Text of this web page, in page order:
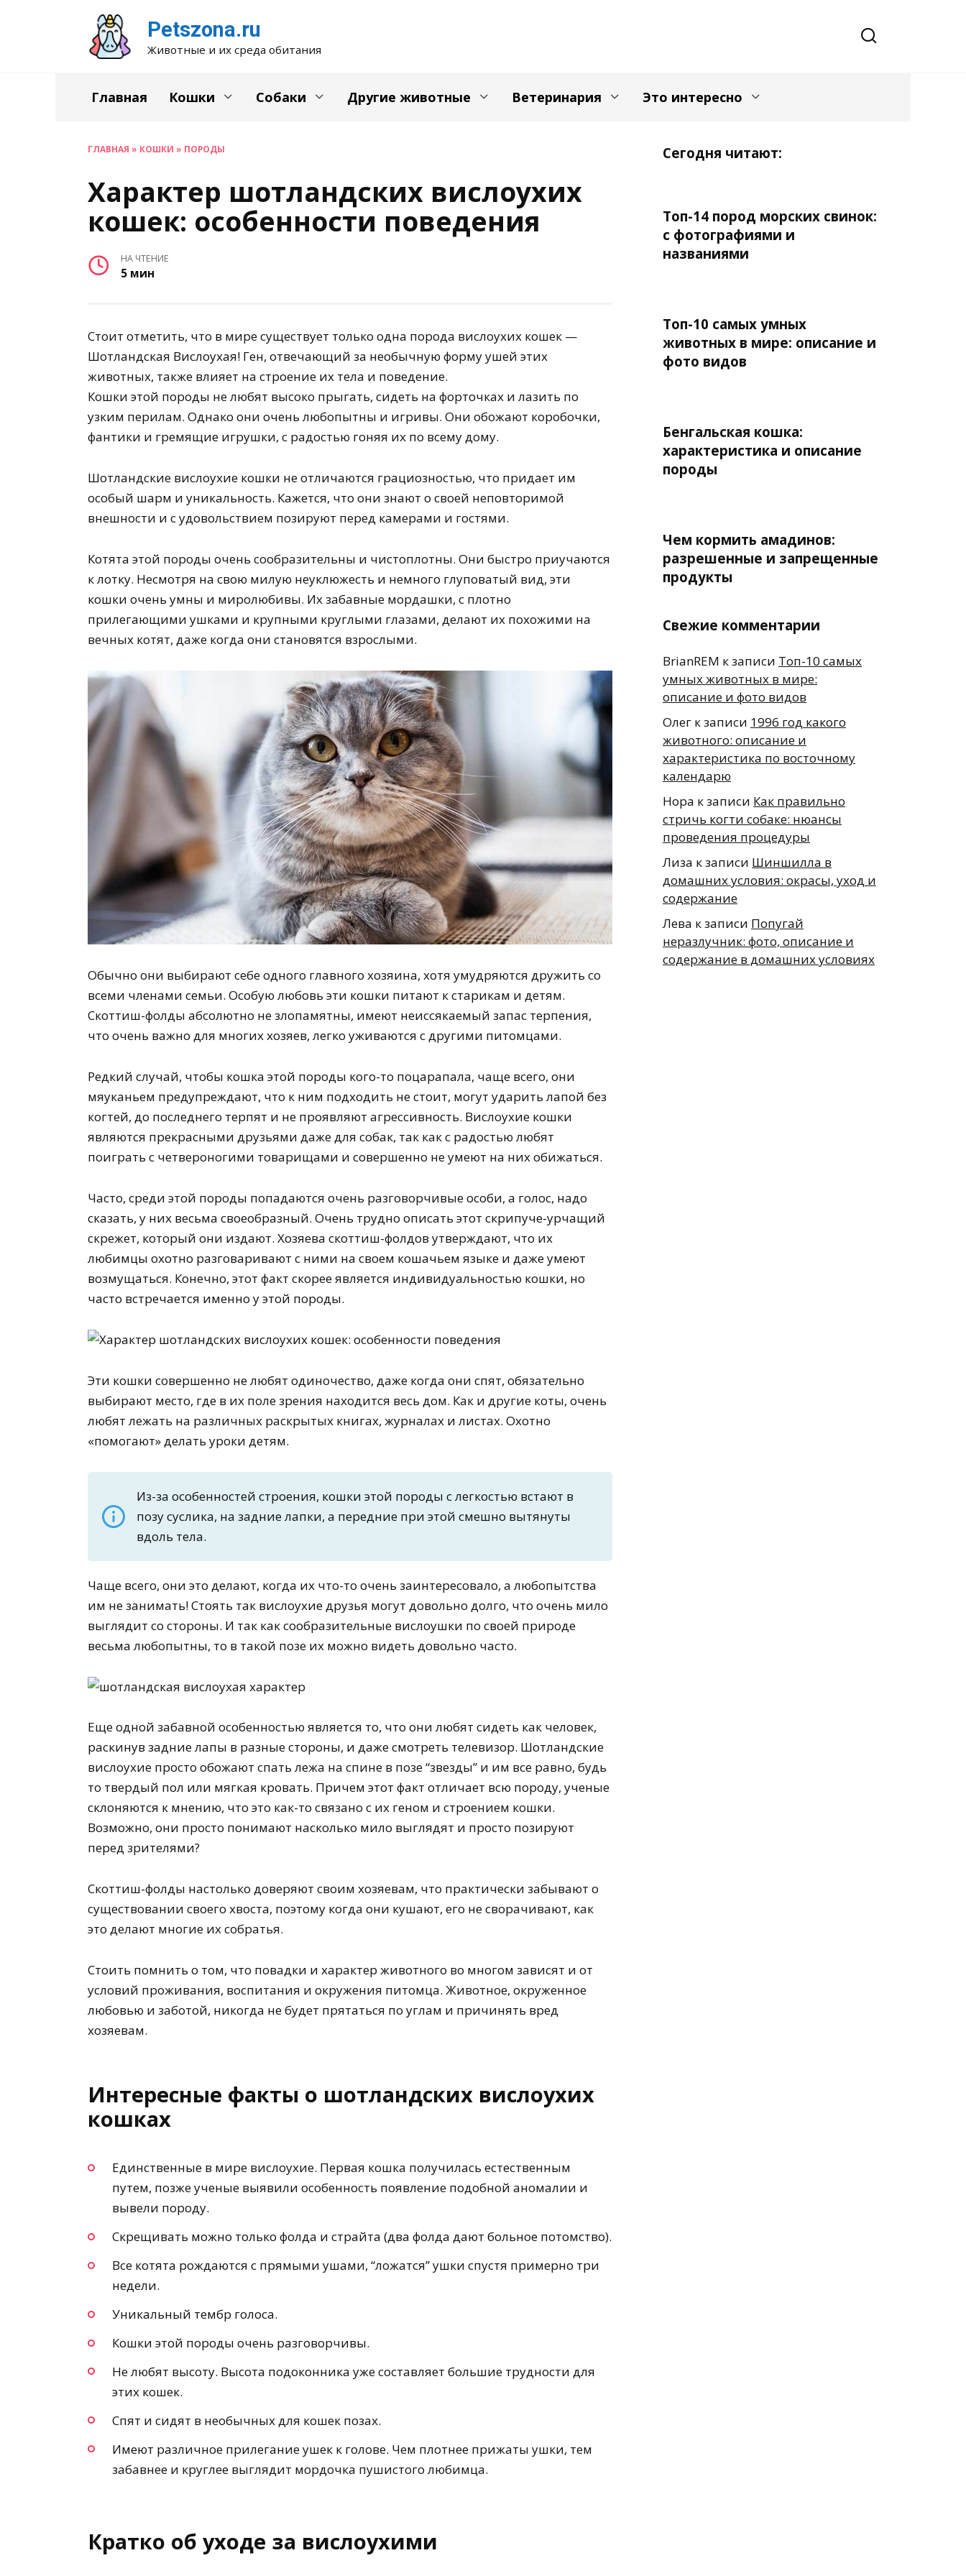
Petszona.ru
Животные и их среда обитания
Главная Кошки Собаки Другие животные Ветеринария Это интересно
ГЛАВНАЯ » КОШКИ » ПОРОДЫ
Характер шотландских вислоухих
кошек: особенности поведения
НА ЧТЕНИЕ
5 мин
Стоит отметить, что в мире существует только одна порода вислоухих кошек —
Шотландская Вислоухая! Ген, отвечающий за необычную форму ушей этих
животных, также влияет на строение их тела и поведение.
Кошки этой породы не любят высоко прыгать, сидеть на форточках и лазить по
узким перилам. Однако они очень любопытны и игривы. Они обожают коробочки,
фантики и гремящие игрушки, с радостью гоняя их по всему дому.
Шотландские вислоухие кошки не отличаются грациозностью, что придает им
особый шарм и уникальность. Кажется, что они знают о своей неповторимой
внешности и с удовольствием позируют перед камерами и гостями.
Котята этой породы очень сообразительны и чистоплотны. Они быстро приучаются
к лотку. Несмотря на свою милую неуклюжесть и немного глуповатый вид, эти
кошки очень умны и миролюбивы. Их забавные мордашки, с плотно
прилегающими ушками и крупными круглыми глазами, делают их похожими на
вечных котят, даже когда они становятся взрослыми.
Обычно они выбирают себе одного главного хозяина, хотя умудряются дружить со
всеми членами семьи. Особую любовь эти кошки питают к старикам и детям.
Скоттиш-фолды абсолютно не злопамятны, имеют неиссякаемый запас терпения,
что очень важно для многих хозяев, легко уживаются с другими питомцами.
Редкий случай, чтобы кошка этой породы кого-то поцарапала, чаще всего, они
мяуканьем предупреждают, что к ним подходить не стоит, могут ударить лапой без
когтей, до последнего терпят и не проявляют агрессивность. Вислоухие кошки
являются прекрасными друзьями даже для собак, так как с радостью любят
поиграть с четвероногими товарищами и совершенно не умеют на них обижаться.
Часто, среди этой породы попадаются очень разговорчивые особи, а голос, надо
сказать, у них весьма своеобразный. Очень трудно описать этот скрипуче-урчащий
скрежет, который они издают. Хозяева скоттиш-фолдов утверждают, что их
любимцы охотно разговаривают с ними на своем кошачьем языке и даже умеют
возмущаться. Конечно, этот факт скорее является индивидуальностью кошки, но
часто встречается именно у этой породы.
Эти кошки совершенно не любят одиночество, даже когда они спят, обязательно
выбирают место, где в их поле зрения находится весь дом. Как и другие коты, очень
любят лежать на различных раскрытых книгах, журналах и листах. Охотно
«помогают» делать уроки детям.
Из-за особенностей строения, кошки этой породы с легкостью встают в
позу суслика, на задние лапки, а передние при этой смешно вытянуты
вдоль тела.
Чаще всего, они это делают, когда их что-то очень заинтересовало, а любопытства
им не занимать! Стоять так вислоухие друзья могут довольно долго, что очень мило
выглядит со стороны. И так как сообразительные вислоушки по своей природе
весьма любопытны, то в такой позе их можно видеть довольно часто.
Еще одной забавной особенностью является то, что они любят сидеть как человек,
раскинув задние лапы в разные стороны, и даже смотреть телевизор. Шотландские
вислоухие просто обожают спать лежа на спине в позе “звезды” и им все равно, будь
то твердый пол или мягкая кровать. Причем этот факт отличает всю породу, ученые
склоняются к мнению, что это как-то связано с их геном и строением кошки.
Возможно, они просто понимают насколько мило выглядят и просто позируют
перед зрителями?
Скоттиш-фолды настолько доверяют своим хозяевам, что практически забывают о
существовании своего хвоста, поэтому когда они кушают, его не сворачивают, как
это делают многие их собратья.
Стоить помнить о том, что повадки и характер животного во многом зависят и от
условий проживания, воспитания и окружения питомца. Животное, окруженное
любовью и заботой, никогда не будет прятаться по углам и причинять вред
хозяевам.
Интересные факты о шотландских вислоухих
кошках
Единственные в мире вислоухие. Первая кошка получилась естественным
путем, позже ученые выявили особенность появление подобной аномалии и
вывели породу.
Скрещивать можно только фолда и страйта (два фолда дают больное потомство).
Все котята рождаются с прямыми ушами, “ложатся” ушки спустя примерно три
недели.
Уникальный тембр голоса.
Кошки этой породы очень разговорчивы.
Не любят высоту. Высота подоконника уже составляет большие трудности для
этих кошек.
Спят и сидят в необычных для кошек позах.
Имеют различное прилегание ушек к голове. Чем плотнее прижаты ушки, тем
забавнее и круглее выглядит мордочка пушистого любимца.
Кратко об уходе за вислоухими
Сегодня читают:
Топ-14 пород морских свинок:
с фотографиями и
названиями
Топ-10 самых умных
животных в мире: описание и
фото видов
Бенгальская кошка:
характеристика и описание
породы
Чем кормить амадинов:
разрешенные и запрещенные
продукты
Свежие комментарии
BrianREM к записи Топ-10 самых
умных животных в мире:
описание и фото видов
Олег к записи 1996 год какого
животного: описание и
характеристика по восточному
календарю
Нора к записи Как правильно
стричь когти собаке: нюансы
проведения процедуры
Лиза к записи Шиншилла в
домашних условия: окрасы, уход и
содержание
Лева к записи Попугай
неразлучник: фото, описание и
содержание в домашних условиях